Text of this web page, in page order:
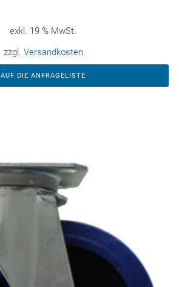
exkl. 19 % MwSt.
zzgl. Versandkosten
AUF DIE ANFRAGELISTE